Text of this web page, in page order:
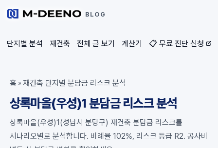
BLOG
단지별 분석 재건축 전체 글 보기 계산기 📋 무료 진단 신청
홈 » 재건축 단지별 분담금 리스크 분석
상록마을(우성)1 분담금 리스크 분석
상록마을(우성)1(성남시 분당구) 재건축 분담금 리스크를
시나리오별로 분석합니다. 비례율 102%, 리스크 등급 R2. 공사비